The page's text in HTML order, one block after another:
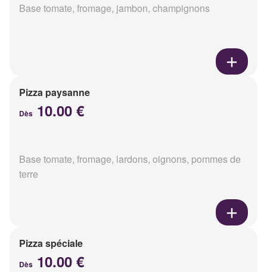
Base tomate, fromage, jambon, champignons
Pizza paysanne
Dès 10.00 €
Base tomate, fromage, lardons, oignons, pommes de
terre
Pizza spéciale
Dès 10.00 €